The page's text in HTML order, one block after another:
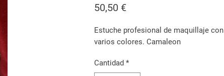
50,50 €Precio
Estuche profesional de maquillaje con
varios colores. Camaleon
Cantidad *